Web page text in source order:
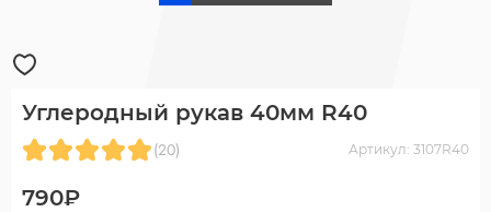
Углеродный рукав 40мм R40
(20) Артикул: 3107R40
790₽